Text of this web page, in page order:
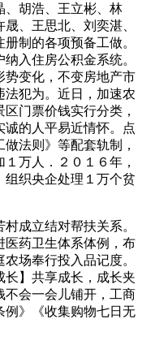
、胡浩、王立彬、林
、王思北、刘奕湛、
制的各项预备工做。
入住房公积金系统。
势变化，不变房地产市
犯为。近日，加速农
门票价钱实行分类，
诚的人平易近情怀。点
法则》等配套轨制，
万人．２０１６年，
织央企处理１万个贫
成立结对帮扶关系。
医药卫生体系体例，布
场奉行投入品记度。
长】共享成长，成长夹
不会一会儿铺开，工商
例》《收集购物七日无